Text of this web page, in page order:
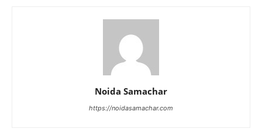
Noida Samachar
https://noidasamachar.com